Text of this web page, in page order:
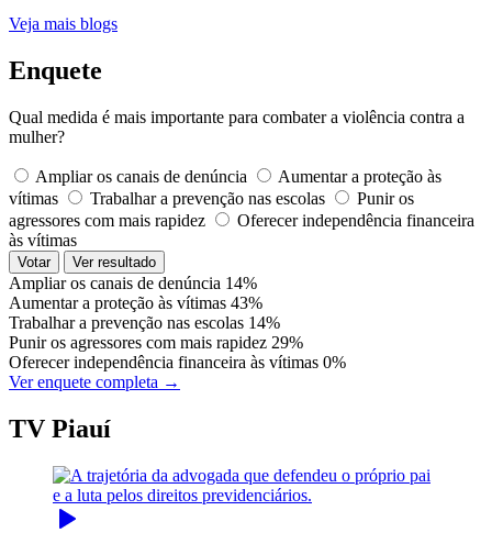
Veja mais blogs
Enquete
Qual medida é mais importante para combater a violência contra a
mulher?
Ampliar os canais de denúncia
Aumentar a proteção às
vítimas
Trabalhar a prevenção nas escolas
Punir os
agressores com mais rapidez
Oferecer independência financeira
às vítimas
Votar Ver resultado
Ampliar os canais de denúncia 14%
Aumentar a proteção às vítimas 43%
Trabalhar a prevenção nas escolas 14%
Punir os agressores com mais rapidez 29%
Oferecer independência financeira às vítimas 0%
Ver enquete completa →
TV Piauí